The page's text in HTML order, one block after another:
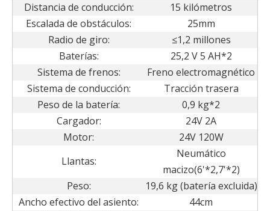
Distancia de conducción:
15 kilómetros
Escalada de obstáculos:
25mm
Radio de giro:
≤1,2 millones
Baterías:
25,2 V 5 AH*2
Sistema de frenos:
Freno electromagnético
Sistema de conducción:
Tracción trasera
Peso de la batería:
0,9 kg*2
Cargador:
24V 2A
Motor:
24V 120W
Llantas:
Neumático
macizo(6'*2,7'*2)
Peso:
19,6 kg (batería excluida)
Ancho efectivo del asiento:
44cm